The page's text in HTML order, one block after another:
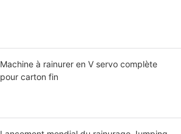
Machine à rainurer en V servo complète
pour carton fin